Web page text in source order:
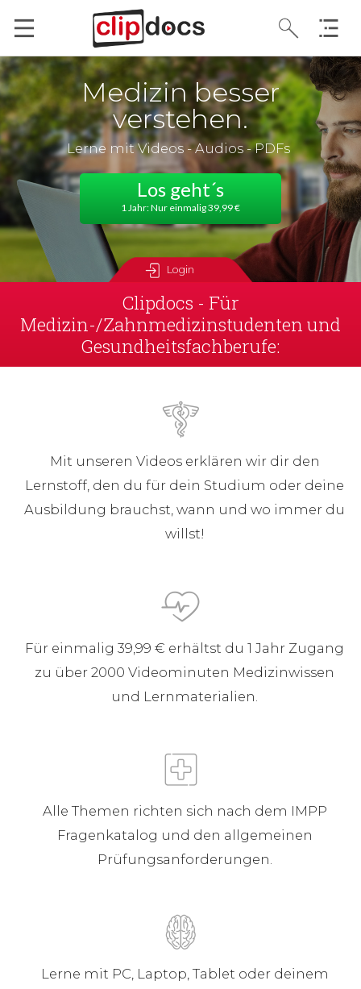
Medizin besser
verstehen.
Lerne mit Videos - Audios - PDFs
Los geht´s
1 Jahr: Nur einmalig 39,99 €
Login
Clipdocs - Für
Medizin-/Zahnmedizinstudenten und
Gesundheitsfachberufe:
Mit unseren Videos erklären wir dir den
Lernstoff, den du für dein Studium oder deine
Ausbildung brauchst, wann und wo immer du
willst!
Für einmalig 39,99 € erhältst du 1 Jahr Zugang
zu über 2000 Videominuten Medizinwissen
und Lernmaterialien.
Alle Themen richten sich nach dem IMPP
Fragenkatalog und den allgemeinen
Prüfungsanforderungen.
Lerne mit PC, Laptop, Tablet oder deinem